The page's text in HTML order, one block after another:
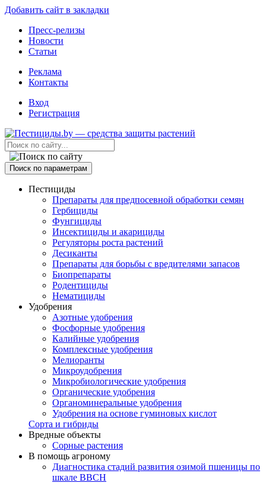
Добавить сайт в закладки
Пресс-релизы
Новости
Статьи
Реклама
Контакты
Вход
Регистрация
Поиск по параметрам
Пестициды
Препараты для предпосевной обработки семян
Гербициды
Фунгициды
Инсектициды и акарициды
Регуляторы роста растений
Десиканты
Препараты для борьбы с вредителями запасов
Биопрепараты
Родентициды
Нематициды
Удобрения
Азотные удобрения
Фосфорные удобрения
Калийные удобрения
Комплексные удобрения
Мелиоранты
Микроудобрения
Микробиологические удобрения
Органические удобрения
Органоминеральные удобрения
Удобрения на основе гуминовых кислот
Сорта и гибриды
Вредные объекты
Сорные растения
В помощь агроному
Диагностика стадий развития озимой пшеницы по
шкале ВВСН